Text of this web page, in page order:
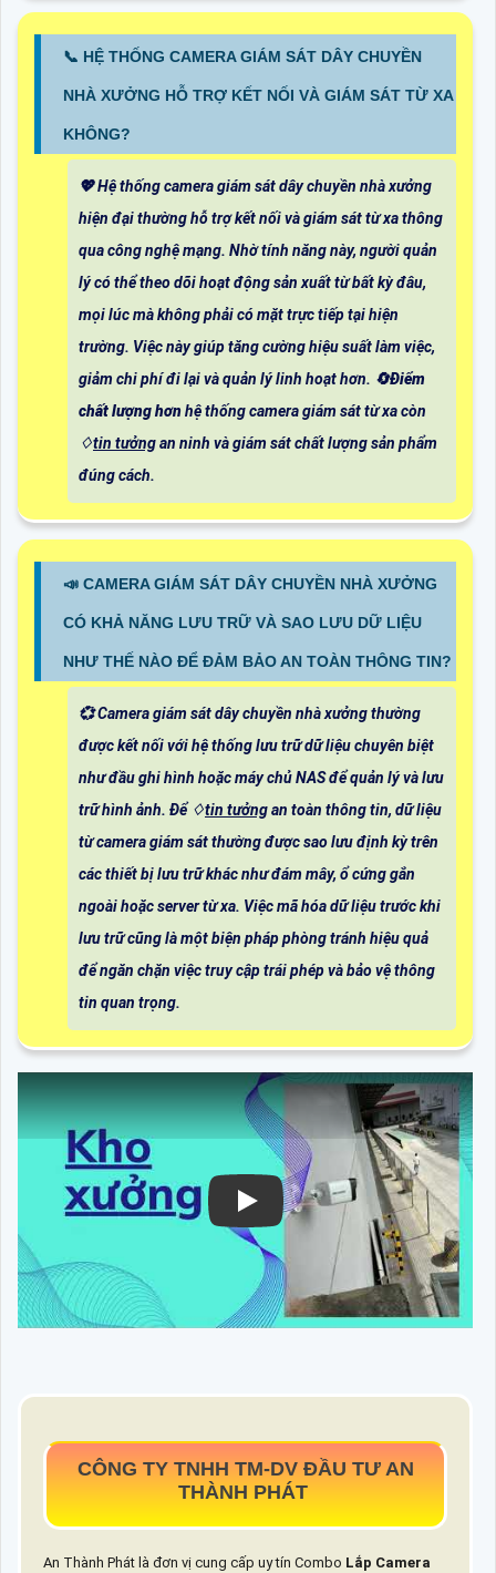
📞 HỆ THỐNG CAMERA GIÁM SÁT DÂY CHUYỀN
NHÀ XƯỞNG HỖ TRỢ KẾT NỐI VÀ GIÁM SÁT TỪ XA
KHÔNG?
💖 Hệ thống camera giám sát dây chuyền nhà xưởng
hiện đại thường hỗ trợ kết nối và giám sát từ xa thông
qua công nghệ mạng. Nhờ tính năng này, người quản
lý có thể theo dõi hoạt động sản xuất từ bất kỳ đâu,
mọi lúc mà không phải có mặt trực tiếp tại hiện
trường. Việc này giúp tăng cường hiệu suất làm việc,
giảm chi phí đi lại và quản lý linh hoạt hơn. 🔄Điểm
chất lượng hơn hệ thống camera giám sát từ xa còn
♢tin tưởngan ninh và giám sát chất lượng sản phẩm
đúng cách.
📣 CAMERA GIÁM SÁT DÂY CHUYỀN NHÀ XƯỞNG
CÓ KHẢ NĂNG LƯU TRỮ VÀ SAO LƯU DỮ LIỆU
NHƯ THẾ NÀO ĐỂ ĐẢM BẢO AN TOÀN THÔNG TIN?
💞 Camera giám sát dây chuyền nhà xưởng thường
được kết nối với hệ thống lưu trữ dữ liệu chuyên biệt
như đầu ghi hình hoặc máy chủ NAS để quản lý và lưu
trữ hình ảnh. Để ♢tin tưởngan toàn thông tin, dữ liệu
từ camera giám sát thường được sao lưu định kỳ trên
các thiết bị lưu trữ khác như đám mây, ổ cứng gắn
ngoài hoặc server từ xa. Việc mã hóa dữ liệu trước khi
lưu trữ cũng là một biện pháp phòng tránh hiệu quả
để ngăn chặn việc truy cập trái phép và bảo vệ thông
tin quan trọng.
CÔNG TY TNHH TM-DV ĐẦU TƯ AN
THÀNH PHÁT
An Thành Phát là đơn vị cung cấp uy tín Combo Lắp Camera